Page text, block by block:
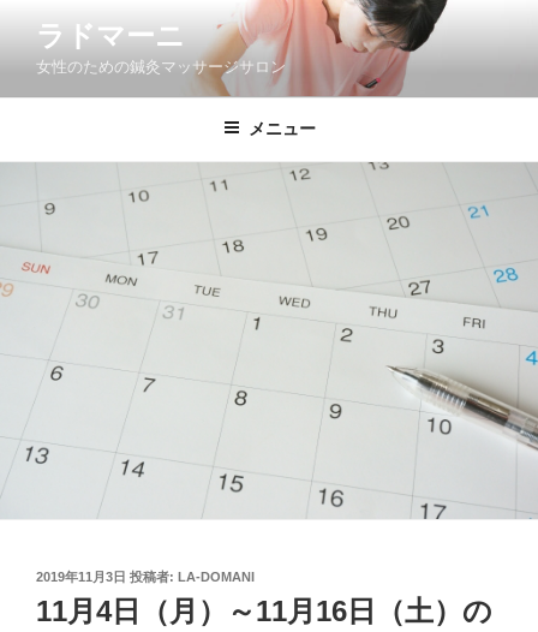
ン
へ
ッ
ラドマーニ
女性のための鍼灸マッサージサロン
メニュー
投
稿
日:
2019年11月3日 投稿者: LA-DOMANI
11月4日（月）～11月16日（土）の